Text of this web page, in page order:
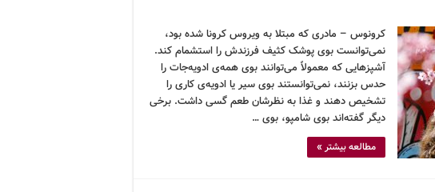
کرونوس – مادری که مبتلا به ویروس کرونا شده بود،
نمی‌توانست بوی پوشک کثیف فرزندش را استشمام کند.
آشپزهایی که معمولاً می‌توانند بوی همه‌ی ادویه‌جات را
حدس بزنند، نمی‌توانستند بوی سیر یا ادویه‌ی کاری را
تشخیص دهند و غذا به نظرشان طعم گسی داشت. برخی
دیگر گفته‌اند بوی شامپو، بوی …
مطالعه بیشتر »